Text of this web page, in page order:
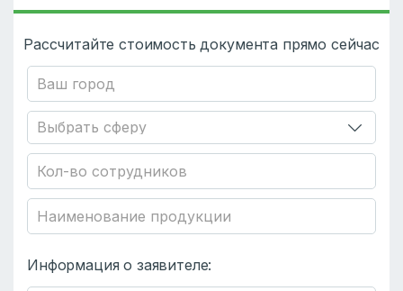
Рассчитайте стоимость документа прямо сейчас
Информация о заявителе: